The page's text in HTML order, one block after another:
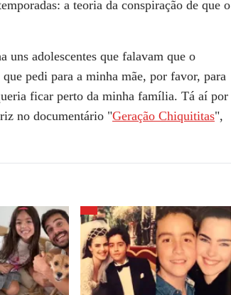
a teoria da conspiração de que o
uns adolescentes que falavam que o
pedi para a minha mãe, por favor, para
ficar perto da minha família. Tá aí por
no documentário "Geração Chiquititas",